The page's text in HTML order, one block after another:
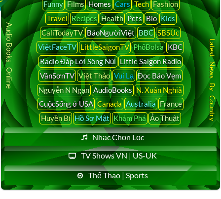
Funny Films Homes Cars Tech Fashion
Travel Recipes Health Pets Bio Kids
CaliTodayTV BáoNgườiViệt BBC SBSÚc
ViệtFaceTV LittleSaigonTV PhốBolsa KBC
Radio Đáp Lời Sông Núi Little Saigon Radio
VânSơnTV Việt Thảo Vui Lạ Đọc Báo Vẹm
Nguyễn N Ngạn AudioBooks N. Xuân Nghiã
CuộcSống ở USA Canada Australia France
Huyền Bí Hồ Sơ Mật Khám Phá Ảo Thuật
Nhạc Chọn Lọc
TV Shows VN | US-UK
Thể Thao | Sports
Audio Books Online Latest News By Country